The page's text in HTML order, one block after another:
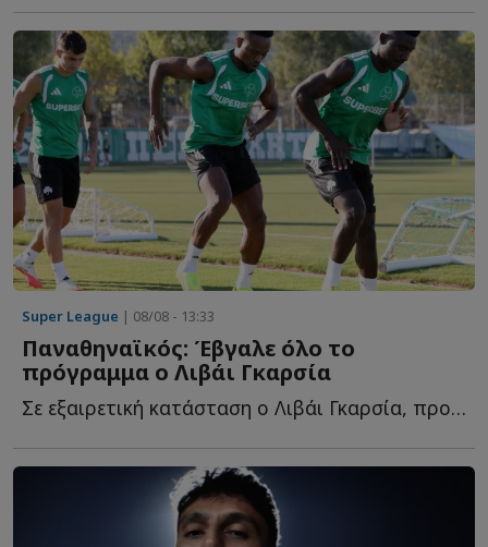
Super League | 08/08 - 13:33
Παναθηναϊκός: Έβγαλε όλο το
πρόγραμμα ο Λιβάι Γκαρσία
Σε εξαιρετική κατάσταση ο Λιβάι Γκαρσία, προπονήθηκε κ...